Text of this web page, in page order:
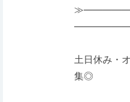
土日休み・
集◎